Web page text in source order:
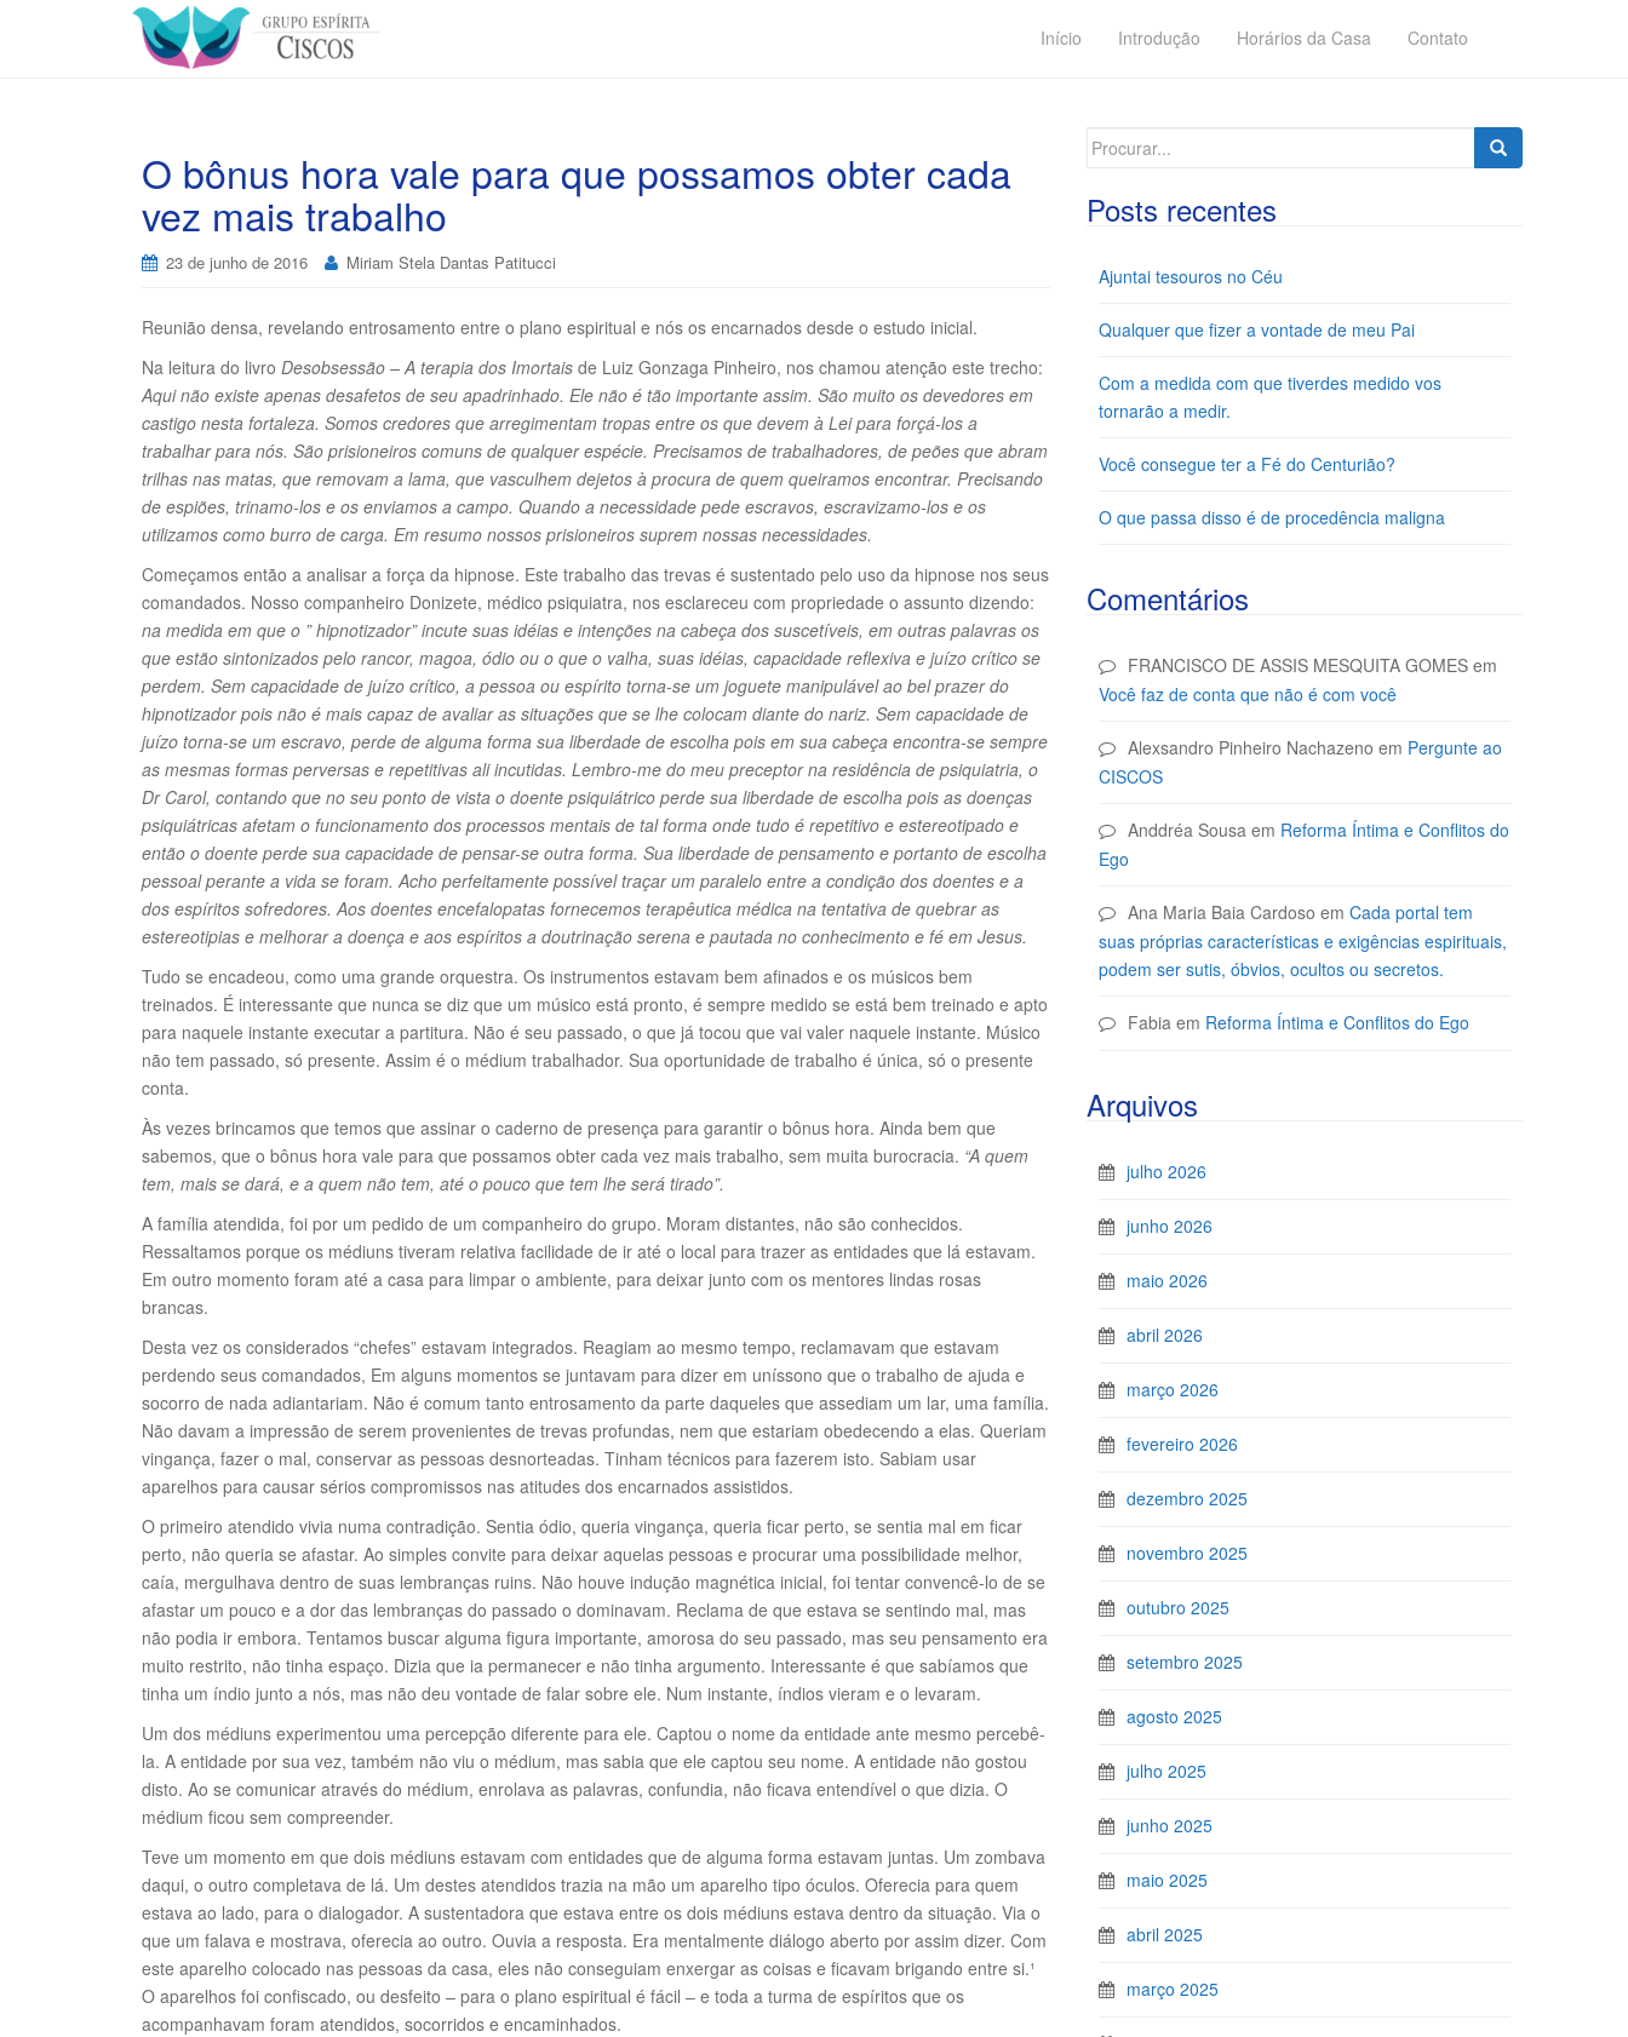
Início Introdução Horários da Casa Contato
O bônus hora vale para que possamos obter cada
vez mais trabalho
23 de junho de 2016 Miriam Stela Dantas Patitucci
Reunião densa, revelando entrosamento entre o plano espiritual e nós os encarnados desde o estudo inicial.
Na leitura do livro Desobsessão – A terapia dos Imortais de Luiz Gonzaga Pinheiro, nos chamou atenção este trecho:
Aqui não existe apenas desafetos de seu apadrinhado. Ele não é tão importante assim. São muito os devedores em
castigo nesta fortaleza. Somos credores que arregimentam tropas entre os que devem à Lei para forçá-los a
trabalhar para nós. São prisioneiros comuns de qualquer espécie. Precisamos de trabalhadores, de peões que abram
trilhas nas matas, que removam a lama, que vasculhem dejetos à procura de quem queiramos encontrar. Precisando
de espiões, trinamo-los e os enviamos a campo. Quando a necessidade pede escravos, escravizamo-los e os
utilizamos como burro de carga. Em resumo nossos prisioneiros suprem nossas necessidades.
Começamos então a analisar a força da hipnose. Este trabalho das trevas é sustentado pelo uso da hipnose nos seus
comandados. Nosso companheiro Donizete, médico psiquiatra, nos esclareceu com propriedade o assunto dizendo:
na medida em que o ” hipnotizador” incute suas idéias e intenções na cabeça dos suscetíveis, em outras palavras os
que estão sintonizados pelo rancor, magoa, ódio ou o que o valha, suas idéias, capacidade reflexiva e juízo crítico se
perdem. Sem capacidade de juízo crítico, a pessoa ou espírito torna-se um joguete manipulável ao bel prazer do
hipnotizador pois não é mais capaz de avaliar as situações que se lhe colocam diante do nariz. Sem capacidade de
juízo torna-se um escravo, perde de alguma forma sua liberdade de escolha pois em sua cabeça encontra-se sempre
as mesmas formas perversas e repetitivas ali incutidas. Lembro-me do meu preceptor na residência de psiquiatria, o
Dr Carol, contando que no seu ponto de vista o doente psiquiátrico perde sua liberdade de escolha pois as doenças
psiquiátricas afetam o funcionamento dos processos mentais de tal forma onde tudo é repetitivo e estereotipado e
então o doente perde sua capacidade de pensar-se outra forma. Sua liberdade de pensamento e portanto de escolha
pessoal perante a vida se foram. Acho perfeitamente possível traçar um paralelo entre a condição dos doentes e a
dos espíritos sofredores. Aos doentes encefalopatas fornecemos terapêutica médica na tentativa de quebrar as
estereotipias e melhorar a doença e aos espíritos a doutrinação serena e pautada no conhecimento e fé em Jesus.
Tudo se encadeou, como uma grande orquestra. Os instrumentos estavam bem afinados e os músicos bem
treinados. É interessante que nunca se diz que um músico está pronto, é sempre medido se está bem treinado e apto
para naquele instante executar a partitura. Não é seu passado, o que já tocou que vai valer naquele instante. Músico
não tem passado, só presente. Assim é o médium trabalhador. Sua oportunidade de trabalho é única, só o presente
conta.
Às vezes brincamos que temos que assinar o caderno de presença para garantir o bônus hora. Ainda bem que
sabemos, que o bônus hora vale para que possamos obter cada vez mais trabalho, sem muita burocracia. “A quem
tem, mais se dará, e a quem não tem, até o pouco que tem lhe será tirado”.
A família atendida, foi por um pedido de um companheiro do grupo. Moram distantes, não são conhecidos.
Ressaltamos porque os médiuns tiveram relativa facilidade de ir até o local para trazer as entidades que lá estavam.
Em outro momento foram até a casa para limpar o ambiente, para deixar junto com os mentores lindas rosas
brancas.
Desta vez os considerados “chefes” estavam integrados. Reagiam ao mesmo tempo, reclamavam que estavam
perdendo seus comandados, Em alguns momentos se juntavam para dizer em uníssono que o trabalho de ajuda e
socorro de nada adiantariam. Não é comum tanto entrosamento da parte daqueles que assediam um lar, uma família.
Não davam a impressão de serem provenientes de trevas profundas, nem que estariam obedecendo a elas. Queriam
vingança, fazer o mal, conservar as pessoas desnorteadas. Tinham técnicos para fazerem isto. Sabiam usar
aparelhos para causar sérios compromissos nas atitudes dos encarnados assistidos.
O primeiro atendido vivia numa contradição. Sentia ódio, queria vingança, queria ficar perto, se sentia mal em ficar
perto, não queria se afastar. Ao simples convite para deixar aquelas pessoas e procurar uma possibilidade melhor,
caía, mergulhava dentro de suas lembranças ruins. Não houve indução magnética inicial, foi tentar convencê-lo de se
afastar um pouco e a dor das lembranças do passado o dominavam. Reclama de que estava se sentindo mal, mas
não podia ir embora. Tentamos buscar alguma figura importante, amorosa do seu passado, mas seu pensamento era
muito restrito, não tinha espaço. Dizia que ia permanecer e não tinha argumento. Interessante é que sabíamos que
tinha um índio junto a nós, mas não deu vontade de falar sobre ele. Num instante, índios vieram e o levaram.
Um dos médiuns experimentou uma percepção diferente para ele. Captou o nome da entidade ante mesmo percebê-
la. A entidade por sua vez, também não viu o médium, mas sabia que ele captou seu nome. A entidade não gostou
disto. Ao se comunicar através do médium, enrolava as palavras, confundia, não ficava entendível o que dizia. O
médium ficou sem compreender.
Teve um momento em que dois médiuns estavam com entidades que de alguma forma estavam juntas. Um zombava
daqui, o outro completava de lá. Um destes atendidos trazia na mão um aparelho tipo óculos. Oferecia para quem
estava ao lado, para o dialogador. A sustentadora que estava entre os dois médiuns estava dentro da situação. Via o
que um falava e mostrava, oferecia ao outro. Ouvia a resposta. Era mentalmente diálogo aberto por assim dizer. Com
este aparelho colocado nas pessoas da casa, eles não conseguiam enxergar as coisas e ficavam brigando entre si.¹
O aparelhos foi confiscado, ou desfeito – para o plano espiritual é fácil – e toda a turma de espíritos que os
acompanhavam foram atendidos, socorridos e encaminhados.
Search
Posts recentes
Ajuntai tesouros no Céu
Qualquer que fizer a vontade de meu Pai
Com a medida com que tiverdes medido vos
tornarão a medir.
Você consegue ter a Fé do Centurião?
O que passa disso é de procedência maligna
Comentários
FRANCISCO DE ASSIS MESQUITA GOMES em
Você faz de conta que não é com você
Alexsandro Pinheiro Nachazeno em Pergunte ao
CISCOS
Anddréa Sousa em Reforma Íntima e Conflitos do
Ego
Ana Maria Baia Cardoso em Cada portal tem
suas próprias características e exigências espirituais,
podem ser sutis, óbvios, ocultos ou secretos.
Fabia em Reforma Íntima e Conflitos do Ego
Arquivos
julho 2026
junho 2026
maio 2026
abril 2026
março 2026
fevereiro 2026
dezembro 2025
novembro 2025
outubro 2025
setembro 2025
agosto 2025
julho 2025
junho 2025
maio 2025
abril 2025
março 2025